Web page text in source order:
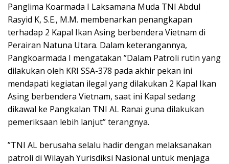
Panglima Koarmada I Laksamana Muda TNI Abdul
Rasyid K, S.E., M.M. membenarkan penangkapan
terhadap 2 Kapal Ikan Asing berbendera Vietnam di
Perairan Natuna Utara. Dalam keterangannya,
Pangkoarmada I mengatakan ”Dalam Patroli rutin yang
dilakukan oleh KRI SSA-378 pada akhir pekan ini
mendapati kegiatan ilegal yang dilakukan 2 Kapal Ikan
Asing berbendera Vietnam, saat ini Kapal sedang
dikawal ke Pangkalan TNI AL Ranai guna dilakukan
pemeriksaan lebih lanjut” terangnya.
”TNI AL berusaha selalu hadir dengan melaksanakan
patroli di Wilayah Yurisdiksi Nasional untuk menjaga